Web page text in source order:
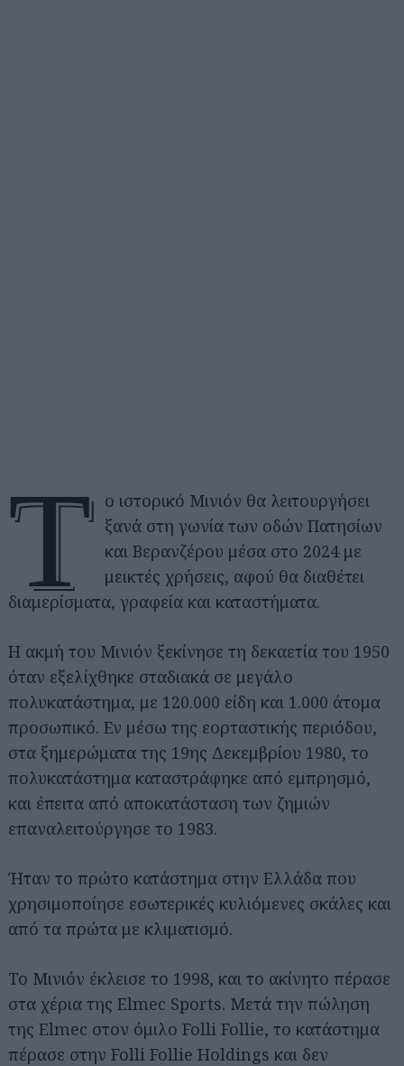
Τ
ο ιστορικό Μινιόν θα λειτουργήσει
ξανά στη γωνία των οδών Πατησίων
και Βερανζέρου μέσα στο 2024 με
μεικτές χρήσεις, αφού θα διαθέτει
διαμερίσματα, γραφεία και καταστήματα.
Η ακμή του Μινιόν ξεκίνησε τη δεκαετία του 1950
όταν εξελίχθηκε σταδιακά σε μεγάλο
πολυκατάστημα, με 120.000 είδη και 1.000 άτομα
προσωπικό. Εν μέσω της εορταστικής περιόδου,
στα ξημερώματα της 19ης Δεκεμβρίου 1980, το
πολυκατάστημα καταστράφηκε από εμπρησμό,
και έπειτα από αποκατάσταση των ζημιών
επαναλειτούργησε το 1983.
Ήταν το πρώτο κατάστημα στην Ελλάδα που
χρησιμοποίησε εσωτερικές κυλιόμενες σκάλες και
από τα πρώτα με κλιματισμό.
Το Μινιόν έκλεισε το 1998, και το ακίνητο πέρασε
στα χέρια της Elmec Sports. Μετά την πώληση
της Elmec στον όμιλο Folli Follie, το κατάστημα
πέρασε στην Folli Follie Holdings και δεν